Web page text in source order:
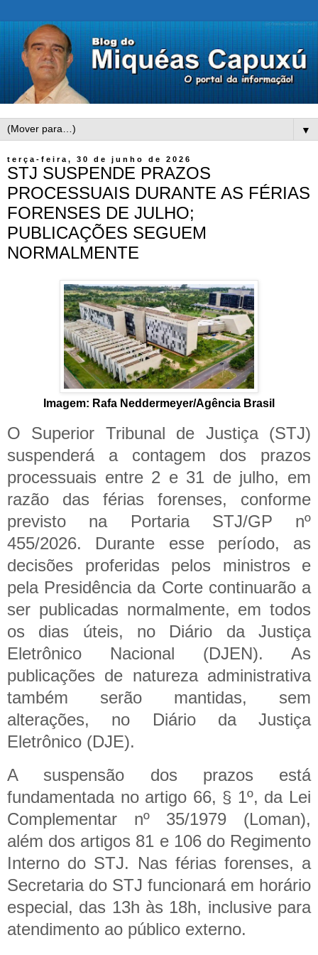
▼
terça-feira, 30 de junho de 2026
STJ SUSPENDE PRAZOS
PROCESSUAIS DURANTE AS FÉRIAS
FORENSES DE JULHO;
PUBLICAÇÕES SEGUEM
NORMALMENTE
Imagem: Rafa Neddermeyer/Agência Brasil
O Superior Tribunal de Justiça (STJ)
suspenderá a contagem dos prazos
processuais entre 2 e 31 de julho, em
razão das férias forenses, conforme
previsto na Portaria STJ/GP nº
455/2026. Durante esse período, as
decisões proferidas pelos ministros e
pela Presidência da Corte continuarão a
ser publicadas normalmente, em todos
os dias úteis, no Diário da Justiça
Eletrônico Nacional (DJEN). As
publicações de natureza administrativa
também serão mantidas, sem
alterações, no Diário da Justiça
Eletrônico (DJE).
A suspensão dos prazos está
fundamentada no artigo 66, § 1º, da Lei
Complementar nº 35/1979 (Loman),
além dos artigos 81 e 106 do Regimento
Interno do STJ. Nas férias forenses, a
Secretaria do STJ funcionará em horário
especial, das 13h às 18h, inclusive para
atendimento ao público externo.